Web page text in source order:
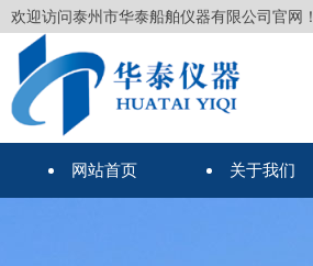
欢迎访问泰州市华泰船舶仪器有限公司官网！
网站首页 关于我们